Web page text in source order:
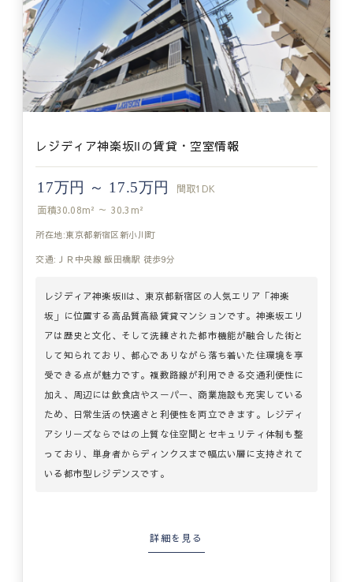
レジディア神楽坂Ⅱの賃貸・空室情報
17万円 ～ 17.5万円 間取1DK
面積30.08m² ～ 30.3m²
所在地:東京都新宿区新小川町
交通:ＪＲ中央線 飯田橋駅 徒歩9分
レジディア神楽坂Ⅱは、東京都新宿区の人気エリア「神楽
坂」に位置する高品質高級賃貸マンションです。神楽坂エリ
アは歴史と文化、そして洗練された都市機能が融合した街と
して知られており、都心でありながら落ち着いた住環境を享
受できる点が魅力です。複数路線が利用できる交通利便性に
加え、周辺には飲食店やスーパー、商業施設も充実している
ため、日常生活の快適さと利便性を両立できます。レジディ
アシリーズならではの上質な住空間とセキュリティ体制も整
っており、単身者からディンクスまで幅広い層に支持されて
いる都市型レジデンスです。
詳細を見る